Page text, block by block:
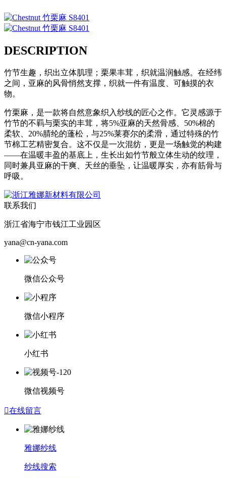
DESCRIPTION
竹节生趣，织出立体肌理；栗果丰茸，织就温润触感。在经纬
之间，亚麻的风骨悄然支撑，织就一件有温度、可触摸的衣
物。
竹栗麻，是一款将自然意象织入纱线的匠心之作。它灵感源于
竹节的不羁与栗实的丰茸，将5%亚麻的天然骨感、50%棉的
柔软、20%腈纶的蓬松，与25%莱赛尔的柔滑，通过特殊的竹
节棉工艺精密复合。这不仅是一次混纺，更是一场触觉的构建
——在温暖丰盈的基底上，生长出如竹节般立体生动的纹理，
同时兼具亚麻的干爽、天丝的垂坠，让温暖厚实，亦有筋骨与
呼吸。
联系我们
浙江省海宁市钱江工业园区
yana@cn-yana.com
微信公众号
微信小程序
小红书
微信视频号
在线留言
雅娜纱线
纱线搜索